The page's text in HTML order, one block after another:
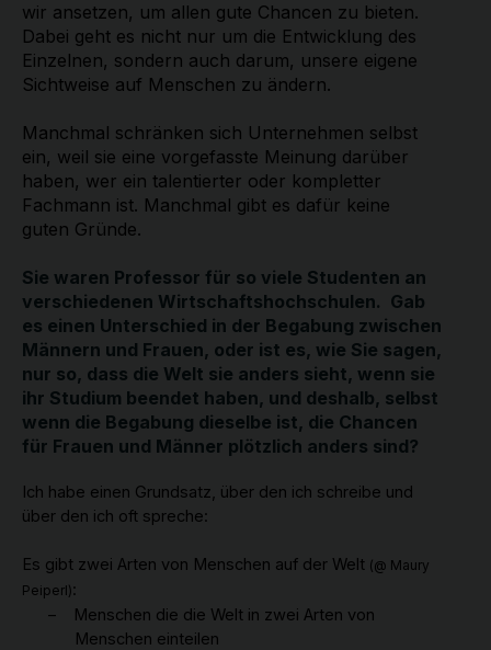
wir ansetzen, um allen gute Chancen zu bieten.
Dabei geht es nicht nur um die Entwicklung des
Einzelnen, sondern auch darum, unsere eigene
Sichtweise auf Menschen zu ändern.
Manchmal schränken sich Unternehmen selbst
ein, weil sie eine vorgefasste Meinung darüber
haben, wer ein talentierter oder kompletter
Fachmann ist. Manchmal gibt es dafür keine
guten Gründe.
Sie waren Professor für so viele Studenten an
verschiedenen Wirtschaftshochschulen. Gab
es einen Unterschied in der Begabung zwischen
Männern und Frauen, oder ist es, wie Sie sagen,
nur so, dass die Welt sie anders sieht, wenn sie
ihr Studium beendet haben, und deshalb, selbst
wenn die Begabung dieselbe ist, die Chancen
für Frauen und Männer plötzlich anders sind?
Ich habe einen Grundsatz, über den ich schreibe und
über den ich oft spreche:
Es gibt zwei Arten von Menschen auf der Welt (@ Maury
Peiperl):
–
Menschen die die Welt in zwei Arten von
Menschen einteilen